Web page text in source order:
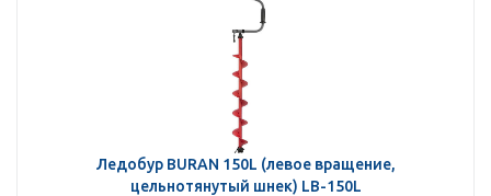
Ледобур BURAN 150L (левое вращение,
цельнотянутый шнек) LB-150L